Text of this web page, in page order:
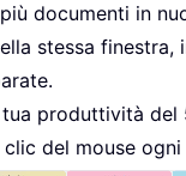
documenti in
stessa finestra,
produttività del
del mouse ogni